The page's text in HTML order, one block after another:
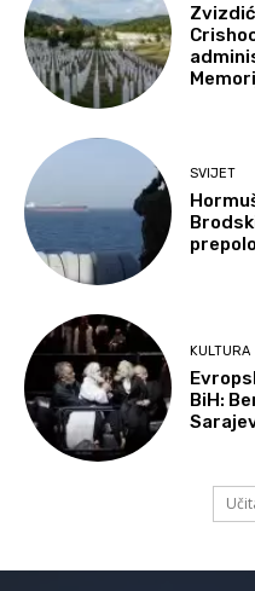
SVIJET
KULTURA
BiH: